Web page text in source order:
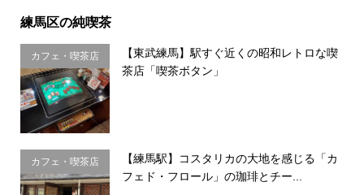
練馬区の純喫茶
カフェ・喫茶店
【東武練馬】駅すぐ近くの昭和レトロな喫
茶店「喫茶ボタン」
カフェ・喫茶店
【練馬駅】コスタリカの大地を感じる「カ
フェド・フロール」の珈琲とチー...